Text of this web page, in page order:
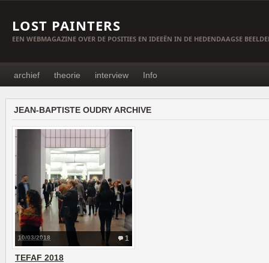
LOST PAINTERS
EEN WEBMAGAZINE OVER DE POSITIES EN IDEEËN IN DE HEDENDAAGSE
archief theorie interview Info
JEAN-BAPTISTE OUDRY ARCHIVE
1
10/03/2018
TEFAF 2018